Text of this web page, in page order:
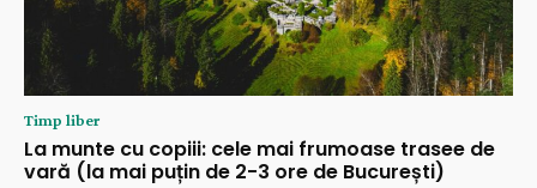
Timp liber
La munte cu copiii: cele mai frumoase trasee de
vară (la mai puțin de 2-3 ore de București)